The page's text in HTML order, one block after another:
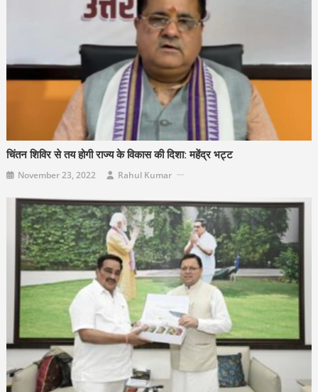
चिंतन शिविर से तय होगी राज्य के विकास की दिशा: महेंद्र भट्ट
November 23, 2022 Rahul Kumar